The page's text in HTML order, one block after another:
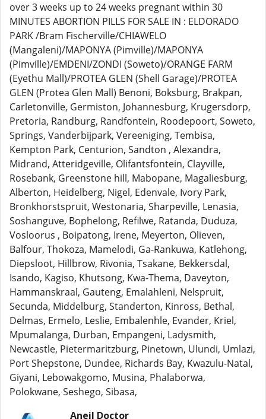
over 3 weeks up to 24 weeks pregnant within 30
MINUTES ABORTION PILLS FOR SALE IN : ELDORADO
PARK /Bram Fischerville/CHIAWELO
(Mangaleni)/MAPONYA (Pimville)/MAPONYA
(Pimville)/EMDENI/ZONDI (Soweto)/ORANGE FARM
(Eyethu Mall)/PROTEA GLEN (Shell Garage)/PROTEA
GLEN (Protea Glen Mall) Benoni, Boksburg, Brakpan,
Carletonville, Germiston, Johannesburg, Krugersdorp,
Pretoria, Randburg, Randfontein, Roodepoort, Soweto,
Springs, Vanderbijpark, Vereeniging, Tembisa,
Kempton Park, Centurion, Sandton , Alexandra,
Midrand, Atteridgeville, Olifantsfontein, Clayville,
Rosebank, Greenstone hill, Mabopane, Magaliesburg,
Alberton, Heidelberg, Nigel, Edenvale, Ivory Park,
Bronkhorstspruit, Westonaria, Sharpeville, Lenasia,
Soshanguve, Bophelong, Refilwe, Ratanda, Duduza,
Vosloorus , Boipatong, Irene, Meyerton, Olieven,
Balfour, Thokoza, Mamelodi, Ga-Rankuwa, Katlehong,
Diepsloot, Hillbrow, Rivonia, Tsakane, Bekkersdal,
Isando, Kagiso, Khutsong, Kwa-Thema, Daveyton,
Hammanskraal, Gauteng, Emalahleni, Nelspruit,
Secunda, Middelburg, Standerton, Kinross, Bethal,
Delmas, Ermelo, Leslie, Embalenhle, Evander, Kriel,
Mpumalanga, Durban, Empangeni, Ladysmith,
Newcastle, Pietermaritzburg, Pinetown, Ulundi, Umlazi,
Port Shepstone, Dundee, Richards Bay, Kwazulu-Natal,
Giyani, Lebowakgomo, Musina, Phalaborwa,
Polokwane, Seshego, Sibasa,
Aneil Doctor